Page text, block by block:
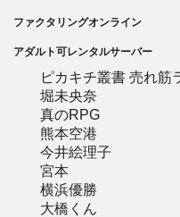
ファクタリングオンライン
アダルト可レンタルサーバー
ピカキチ叢書 売れ筋
堀未央奈
真のRPG
熊本空港
今井絵理子
宮本
横浜優勝
大橋くん